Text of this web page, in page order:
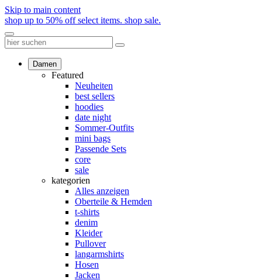
Skip to main content
shop up to 50% off select items. shop sale.
Damen
Featured
Neuheiten
best sellers
hoodies
date night
Sommer-Outfits
mini bags
Passende Sets
core
sale
kategorien
Alles anzeigen
Oberteile & Hemden
t-shirts
denim
Kleider
Pullover
langarmshirts
Hosen
Jacken